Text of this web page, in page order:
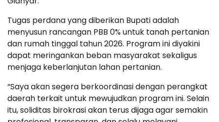
Tugas perdana yang diberikan Bupati adalah
menyusun rancangan PBB 0% untuk tanah pertanian
dan rumah tinggal tahun 2026. Program ini diyakini
dapat meringankan beban masyarakat sekaligus
menjaga keberlanjutan lahan pertanian.
“Saya akan segera berkoordinasi dengan perangkat
daerah terkait untuk mewujudkan program ini. Selain
itu, soliditas birokrasi akan terus dijaga agar semakin